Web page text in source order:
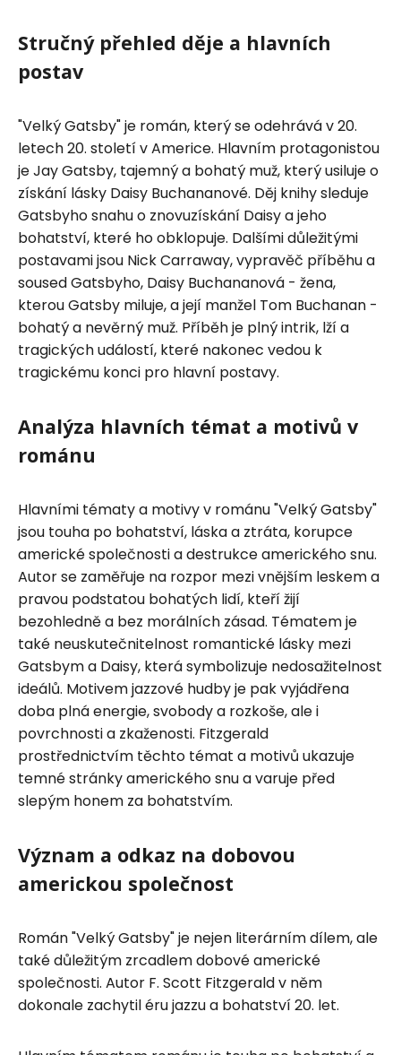
Stručný přehled děje a hlavních
postav
"Velký Gatsby" je román, který se odehrává v 20.
letech 20. století v Americe. Hlavním protagonistou
je Jay Gatsby, tajemný a bohatý muž, který usiluje o
získání lásky Daisy Buchananové. Děj knihy sleduje
Gatsbyho snahu o znovuzískání Daisy a jeho
bohatství, které ho obklopuje. Dalšími důležitými
postavami jsou Nick Carraway, vypravěč příběhu a
soused Gatsbyho, Daisy Buchananová - žena,
kterou Gatsby miluje, a její manžel Tom Buchanan -
bohatý a nevěrný muž. Příběh je plný intrik, lží a
tragických událostí, které nakonec vedou k
tragickému konci pro hlavní postavy.
Analýza hlavních témat a motivů v
románu
Hlavními tématy a motivy v románu "Velký Gatsby"
jsou touha po bohatství, láska a ztráta, korupce
americké společnosti a destrukce amerického snu.
Autor se zaměřuje na rozpor mezi vnějším leskem a
pravou podstatou bohatých lidí, kteří žijí
bezohledně a bez morálních zásad. Tématem je
také neuskutečnitelnost romantické lásky mezi
Gatsbym a Daisy, která symbolizuje nedosažitelnost
ideálů. Motivem jazzové hudby je pak vyjádřena
doba plná energie, svobody a rozkoše, ale i
povrchnosti a zkaženosti. Fitzgerald
prostřednictvím těchto témat a motivů ukazuje
temné stránky amerického snu a varuje před
slepým honem za bohatstvím.
Význam a odkaz na dobovou
americkou společnost
Román "Velký Gatsby" je nejen literárním dílem, ale
také důležitým zrcadlem dobové americké
společnosti. Autor F. Scott Fitzgerald v něm
dokonale zachytil éru jazzu a bohatství 20. let.